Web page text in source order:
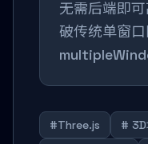
无需后端即
破传统单窗
#Three.js #